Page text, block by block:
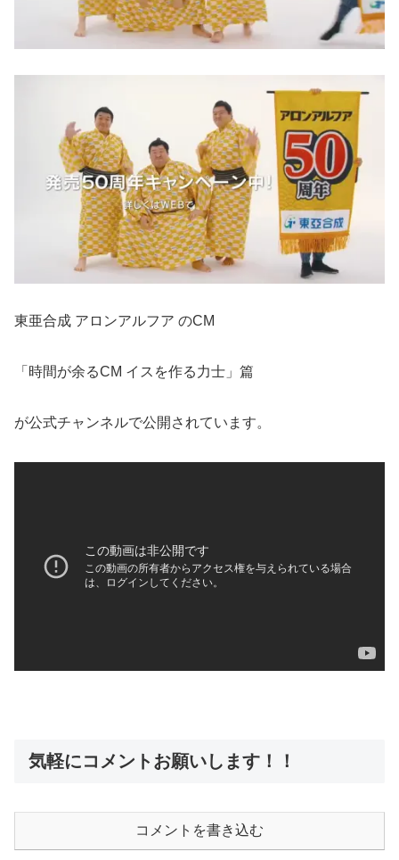
東亜合成 アロンアルフア のCM
「時間が余るCM イスを作る力士」篇
が公式チャンネルで公開されています。
気軽にコメントお願いします！！
コメントを書き込む